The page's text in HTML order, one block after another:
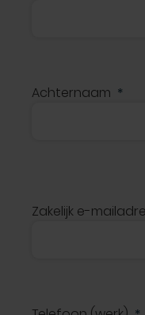
Achternaam
Zakelijk e-